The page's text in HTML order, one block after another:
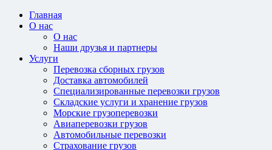
Главная
О нас
О нас
Наши друзья и партнеры
Услуги
Перевозка сборных грузов
Доставка автомобилей
Специализированные перевозки грузов
Складские услуги и хранение грузов
Морские грузоперевозки
Авиаперевозки грузов
Автомобильные перевозки
Страхование грузов